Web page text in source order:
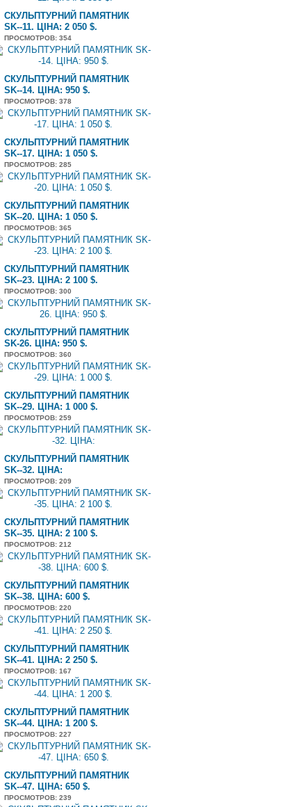
СКУЛЬПТУРНИЙ ПАМЯТНИК
SK--11. ЦІНА: 2 050 $.
ПРОСМОТРОВ: 354
СКУЛЬПТУРНИЙ ПАМЯТНИК
SK--14. ЦІНА: 950 $.
ПРОСМОТРОВ: 378
СКУЛЬПТУРНИЙ ПАМЯТНИК
SK--17. ЦІНА: 1 050 $.
ПРОСМОТРОВ: 285
СКУЛЬПТУРНИЙ ПАМЯТНИК
SK--20. ЦІНА: 1 050 $.
ПРОСМОТРОВ: 365
СКУЛЬПТУРНИЙ ПАМЯТНИК
SK--23. ЦІНА: 2 100 $.
ПРОСМОТРОВ: 300
СКУЛЬПТУРНИЙ ПАМЯТНИК
SK-26. ЦІНА: 950 $.
ПРОСМОТРОВ: 360
СКУЛЬПТУРНИЙ ПАМЯТНИК
SK--29. ЦІНА: 1 000 $.
ПРОСМОТРОВ: 259
СКУЛЬПТУРНИЙ ПАМЯТНИК
SK--32. ЦІНА:
ПРОСМОТРОВ: 209
СКУЛЬПТУРНИЙ ПАМЯТНИК
SK--35. ЦІНА: 2 100 $.
ПРОСМОТРОВ: 212
СКУЛЬПТУРНИЙ ПАМЯТНИК
SK--38. ЦІНА: 600 $.
ПРОСМОТРОВ: 220
СКУЛЬПТУРНИЙ ПАМЯТНИК
SK--41. ЦІНА: 2 250 $.
ПРОСМОТРОВ: 167
СКУЛЬПТУРНИЙ ПАМЯТНИК
SK--44. ЦІНА: 1 200 $.
ПРОСМОТРОВ: 227
СКУЛЬПТУРНИЙ ПАМЯТНИК
SK--47. ЦІНА: 650 $.
ПРОСМОТРОВ: 239